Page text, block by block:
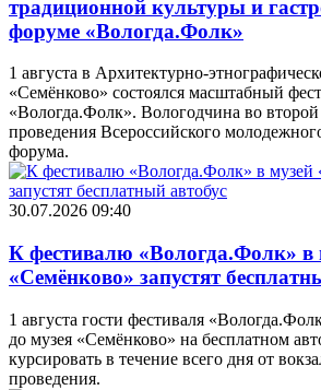
традиционной культуры и
форуме «Вологда.Фолк»
1 августа в Архитектурно-
«Семёнково» состоялся масштабный
«Вологда.Фолк». Вологодчина во второй
проведения Всероссийского
форума.
30.07.2026 09:40
К фестивалю «Вологда.Фолк» в
«Семёнково» запустят
1 августа гости фестиваля
до музея «Семёнково» на бесплатном
курсировать в течение всего дня от
проведения.